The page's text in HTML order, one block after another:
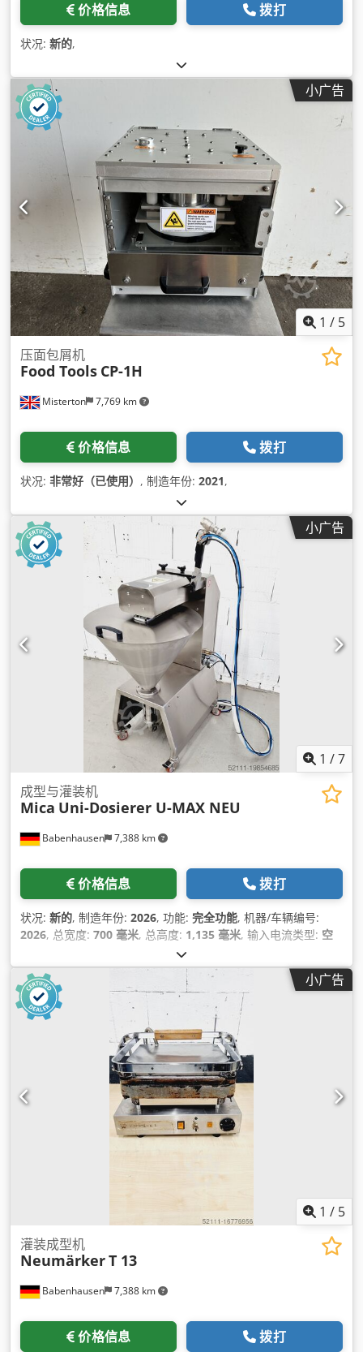
价格信息 拨打
状况: 新的,
小广告
1 / 5
Misterton 7,769 km
压面包屑机
Food Tools CP-1H
价格信息 拨打
状况: 非常好（已使用） , 制造年份: 2021,
小广告
1 /7
Babenhausen 7,388 km
成型与灌装机
Mica Uni-Dosierer U-MAX NEU
价格信息 拨打
状况: 新的, 制造年份: 2026, 功能: 完全功能, 机器/车辆编号:
2026, 总宽度: 700 毫米, 总高度: 1,135 毫米, 输入电流类型: 空
, 保修期限:12 个月
力), DGUV 认证至:08/2028,
小广告
1 / 5
Babenhausen 7,388 km
灌装成型机
NeumärkerT 13
价格信息 拨打